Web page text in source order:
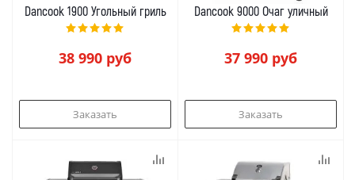
Dancook 1900 Угольный гриль
38 990 руб
Заказать
Dancook 9000 Очаг уличный
37 990 руб
Заказать